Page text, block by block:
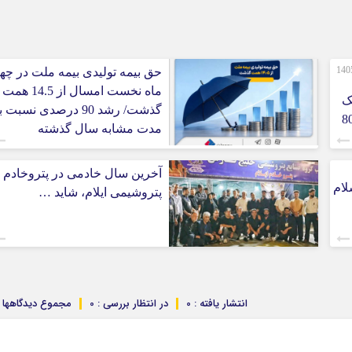
مالی 3 ماهه نخست 1405
درآمد عملیاتی 80
حق بیمه تولیدی بیمه ملت در
ماه نخست امسال از 14.5 همت
گذشت/ رشد 90 درصدی نسبت
مدت مشابه سال گذشته
آخرین سال خادمی در پتروخادم
پتروشیمی ایلام، شاید …
مجموع دیدگاهها : در انتظار بررسی : 0 انتشار یافته : 0